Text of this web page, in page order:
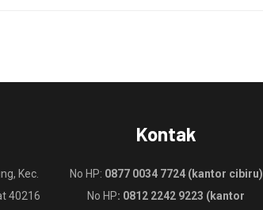
Kec.
40216
Kontak
No HP: 0877 0034 7724 (kantor cibiru)
No HP: 0812 2242 9223 (kantor